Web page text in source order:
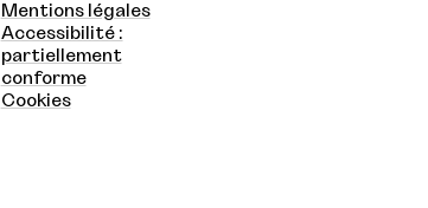
Mentions légales
Accessibilité :
partiellement
conforme
Cookies